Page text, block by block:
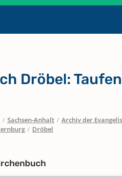
Dröbel:
/ Sachsen-Anhalt / Archiv der
/ Dröbel